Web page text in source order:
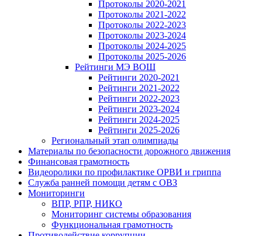
Протоколы 2020-2021
Протоколы 2021-2022
Протоколы 2022-2023
Протоколы 2023-2024
Протоколы 2024-2025
Протоколы 2025-2026
Рейтинги МЭ ВОШ
Рейтинги 2020-2021
Рейтинги 2021-2022
Рейтинги 2022-2023
Рейтинги 2023-2024
Рейтинги 2024-2025
Рейтинги 2025-2026
Региональный этап олимпиады
Материалы по безопасности дорожного движения
Финансовая грамотность
Видеоролики по профилактике ОРВИ и гриппа
Служба ранней помощи детям с ОВЗ
Мониторинги
ВПР, РПР, НИКО
Мониторинг системы образования
Функциональная грамотность